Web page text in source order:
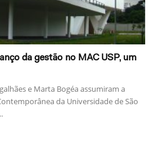
da gestão no MAC USP, um
e Marta Bogéa assumiram a
da Universidade de São